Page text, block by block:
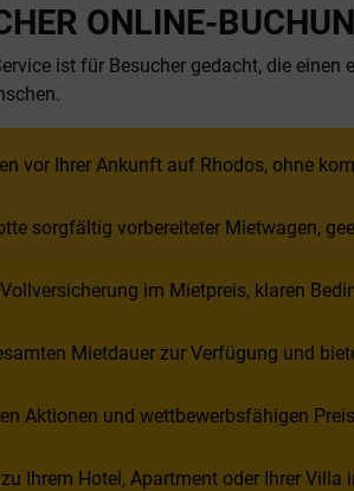
ONLINE-
ist für Besucher gedacht, die einen
vor Ihrer Ankunft auf Rhodos, ohne
sorgfältig vorbereiteter Mietwagen,
im Mietpreis, klaren
Mietdauer zur Verfügung und
Aktionen und wettbewerbsfähigen
Ihrem Hotel, Apartment oder Ihrer